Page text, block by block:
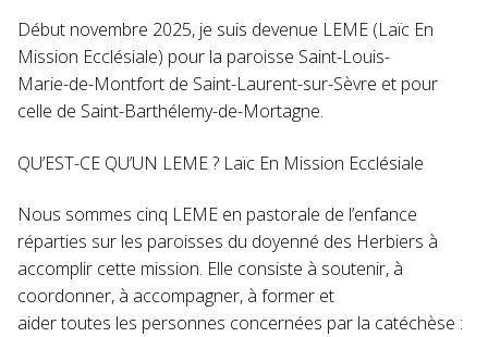
Début novembre 2025, je suis devenue LEME (Laïc En
Mission Ecclésiale) pour la paroisse Saint-Louis-
Marie-de-Montfort de Saint-Laurent-sur-Sèvre et pour
celle de Saint-Barthélemy-de-Mortagne.
QU’EST-CE QU’UN LEME ? Laïc En Mission Ecclésiale
Nous sommes cinq LEME en pastorale de l’enfance
réparties sur les paroisses du doyenné des Herbiers à
accomplir cette mission. Elle consiste à soutenir, à
coordonner, à accompagner, à former et
aider toutes les personnes concernées par la catéchèse :